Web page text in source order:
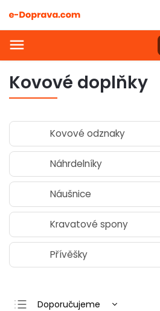
Kovové doplňky
Kovové odznaky
Náhrdelníky
Náušnice
Kravatové spony
Přívěšky
Doporučujeme